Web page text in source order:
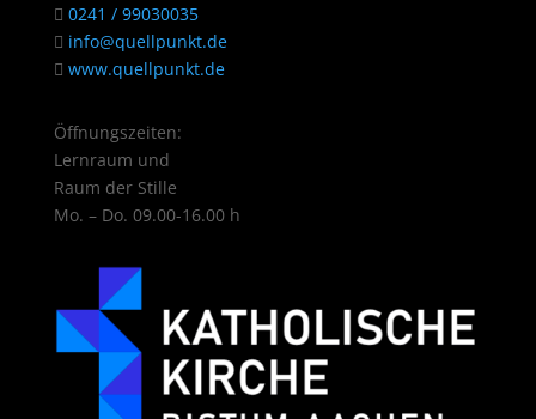
0241 / 99030035
info@quellpunkt.de
www.quellpunkt.de
Öffnungszeiten:
Lernraum und
Raum der Stille
Mo. – Do. 09.00-16.00 h